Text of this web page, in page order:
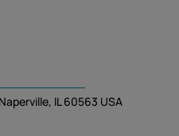
IL 60563 USA